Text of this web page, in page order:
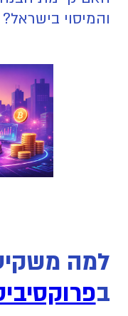
והמיסוי בישראל?
למה
ב